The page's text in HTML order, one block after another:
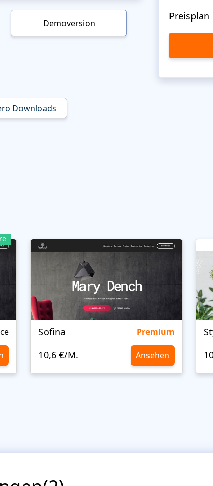
Demoversion
Downloads
Preisplan
Sofina Premium
10,6 €/M. Ansehen